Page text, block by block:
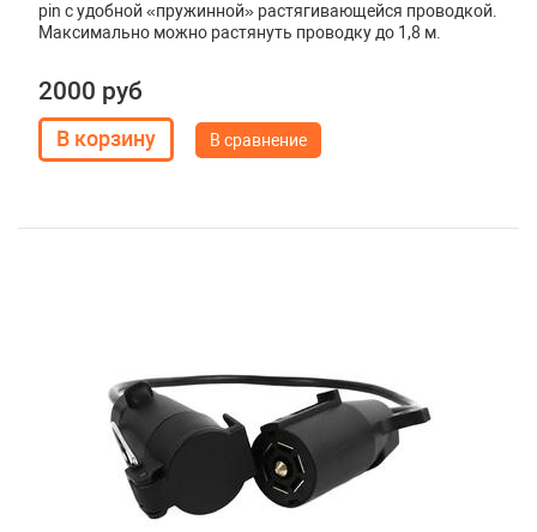
pin с удобной «пружинной» растягивающейся проводкой.
Максимально можно растянуть проводку до 1,8 м.
2000 руб
В сравнение